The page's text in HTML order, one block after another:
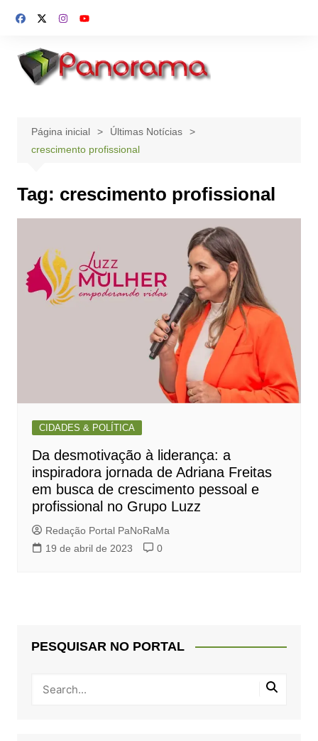
para
conteúdo
Página inicial
Últimas Notícias
crescimento profissional
Tag: crescimento profissional
CIDADES & POLÍTICA
Da desmotivação à liderança: a
inspiradora jornada de Adriana Freitas
em busca de crescimento pessoal e
profissional no Grupo Luzz
Redação Portal PaNoRaMa
19 de abril de 2023
0
PESQUISAR NO PORTAL